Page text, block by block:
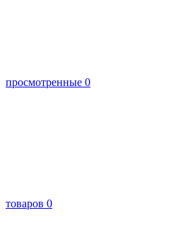
просмотренные 0
товаров 0